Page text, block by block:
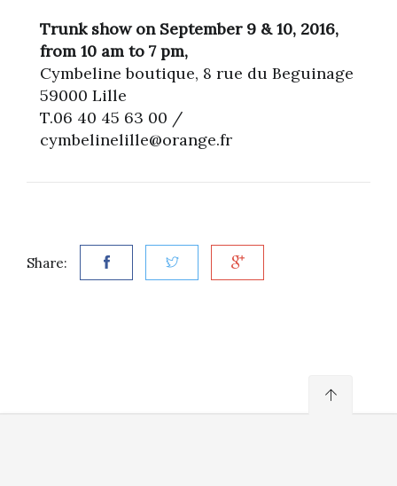
Trunk show on September 9 & 10, 2016,
from 10 am to 7 pm,
Cymbeline boutique, 8 rue du Beguinage
59000 Lille
T.06 40 45 63 00 /
cymbelinelille@orange.fr
Share: